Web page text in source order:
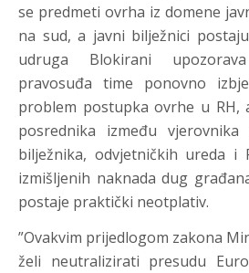
se predmeti ovrha iz domene
na sud, a javni bilježnici
udruga Blokirani
pravosuđa time ponovno
problem postupka ovrhe u RH,
posrednika između
bilježnika, odvjetničkih ureda i
izmišljenih naknada dug
postaje praktički neotplativ.
”Ovakvim prijedlogom zakona
želi neutralizirati presudu